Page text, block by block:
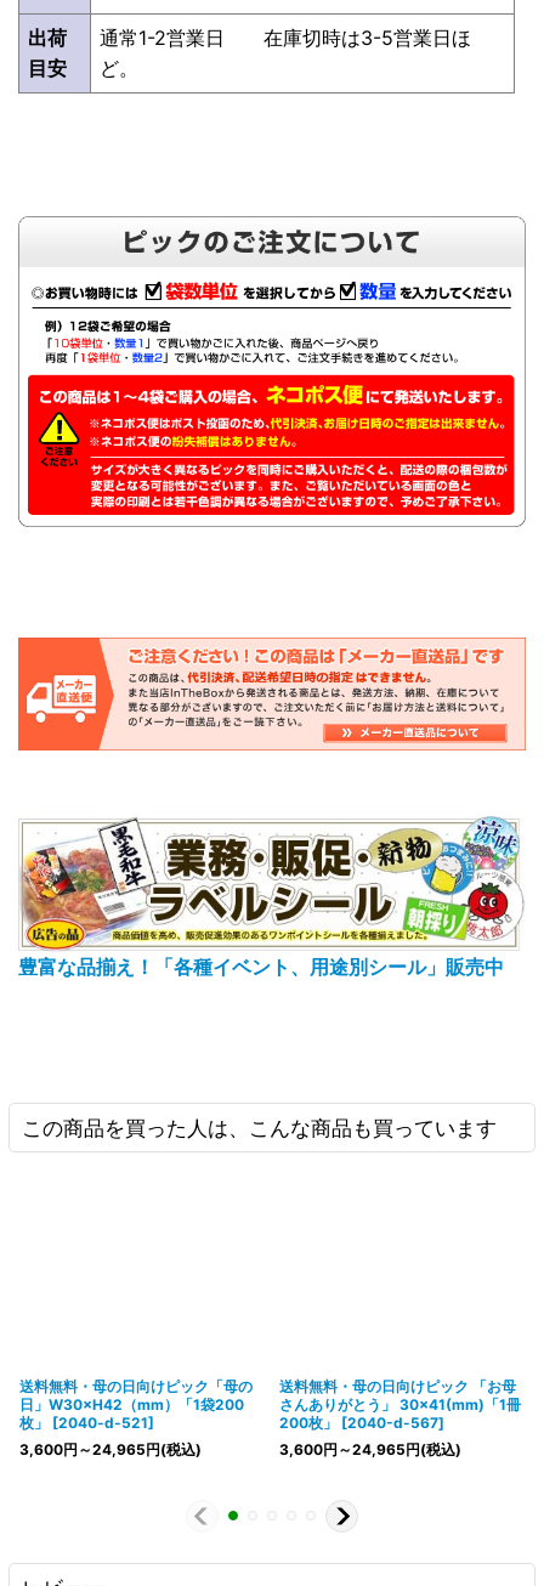
出荷
目安
通常1-2営業日 在庫切時は3-5営業日ほ
ど。
豊富な品揃え！「各種イベント、用途別シール」販売中
この商品を買った人は、こんな商品も買っています
送料無料・母の日向けピック「母の
日」W30×H42（mm）「1袋200
枚」
[2040-d-521]
3,600円 ～24,965円(税込)
送料無料・母の日向けピック 「お母
さんありがとう」 30×41(mm)「1冊
200枚」
[2040-d-567]
3,600円 ～24,965円(税込)